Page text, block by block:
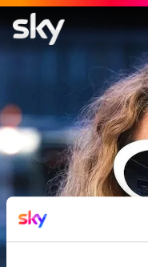
Kamikaze